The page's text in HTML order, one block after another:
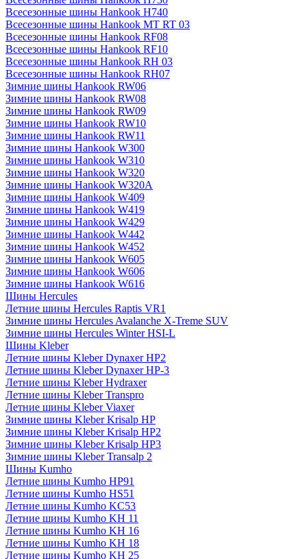
Всесезонные шины Hankook H740
Всесезонные шины Hankook MT RT 03
Всесезонные шины Hankook RF08
Всесезонные шины Hankook RF10
Всесезонные шины Hankook RH 03
Всесезонные шины Hankook RH07
Зимние шины Hankook RW06
Зимние шины Hankook RW08
Зимние шины Hankook RW09
Зимние шины Hankook RW10
Зимние шины Hankook RW11
Зимние шины Hankook W300
Зимние шины Hankook W310
Зимние шины Hankook W320
Зимние шины Hankook W320A
Зимние шины Hankook W409
Зимние шины Hankook W419
Зимние шины Hankook W429
Зимние шины Hankook W442
Зимние шины Hankook W452
Зимние шины Hankook W605
Зимние шины Hankook W606
Зимние шины Hankook W616
Шины Hercules
Летние шины Hercules Raptis VR1
Зимние шины Hercules Avalanche X-Treme SUV
Зимние шины Hercules Winter HSI-L
Шины Kleber
Летние шины Kleber Dynaxer HP2
Летние шины Kleber Dynaxer HP-3
Летние шины Kleber Hydraxer
Летние шины Kleber Transpro
Летние шины Kleber Viaxer
Зимние шины Kleber Krisalp HP
Зимние шины Kleber Krisalp HP2
Зимние шины Kleber Krisalp HP3
Зимние шины Kleber Transalp 2
Шины Kumho
Летние шины Kumho HP91
Летние шины Kumho HS51
Летние шины Kumho KC53
Летние шины Kumho KH 11
Летние шины Kumho KH 16
Летние шины Kumho KH 18
Летние шины Kumho KH 25